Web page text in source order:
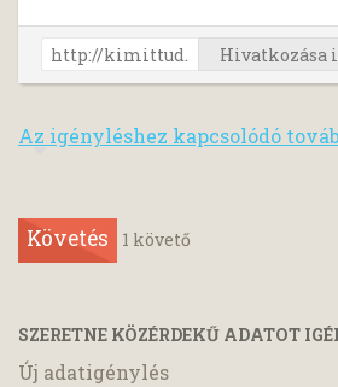
Hivatkozása
Az igényléshez kapcsolódó
Követés 1 követő
SZERETNE KÖZÉRDEKŰ ADATOT
Új adatigénylés